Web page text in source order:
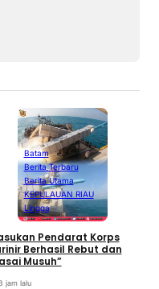
Batam
Berita Terbaru
Berita Utama
KEPULAUAN RIAU
Lingga
Pendarat Korps
Berhasil Rebut dan
Musuh”
jam lalu